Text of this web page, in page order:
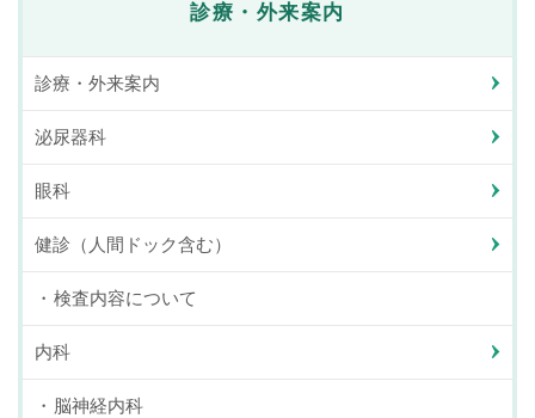
診療・外来案内
診療・外来案内
泌尿器科
眼科
健診（人間ドック含む）
検査内容について
内科
脳神経内科